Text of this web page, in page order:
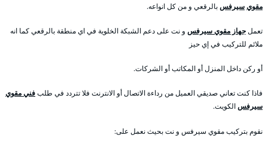
مقويسيرفسبالرقعي و من كل انواعه.
تعملجهاز مقوي سيرفس و نت على دعم الشبكة الخلوية في اي منطقة بالرقعي كما انه
ملائم للتركيب في إي حيز
أو ركن داخل المنزل أو المكاتب أو الشركات.
فاذا كنت تعاني صديقي العميل من رداءة الاتصال أو الانترنت فلا تتردد في طلبفني مقوي
سيرفسالكويت.
نقوم بتركيب مقوي سيرفس و نت بحيث نعمل على: